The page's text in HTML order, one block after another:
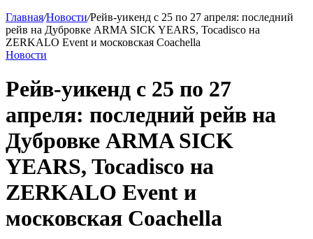
Главная/Новости/Рейв-уикенд с 25 по 27 апреля: последний
рейв на Дубровке ARMA SICK YEARS, Tocadisco на
ZERKALO Event и московская Coachella
Новости
Рейв-уикенд с 25 по 27
апреля: последний рейв на
Дубровке ARMA SICK
YEARS, Tocadisco на
ZERKALO Event и
московская Coachella